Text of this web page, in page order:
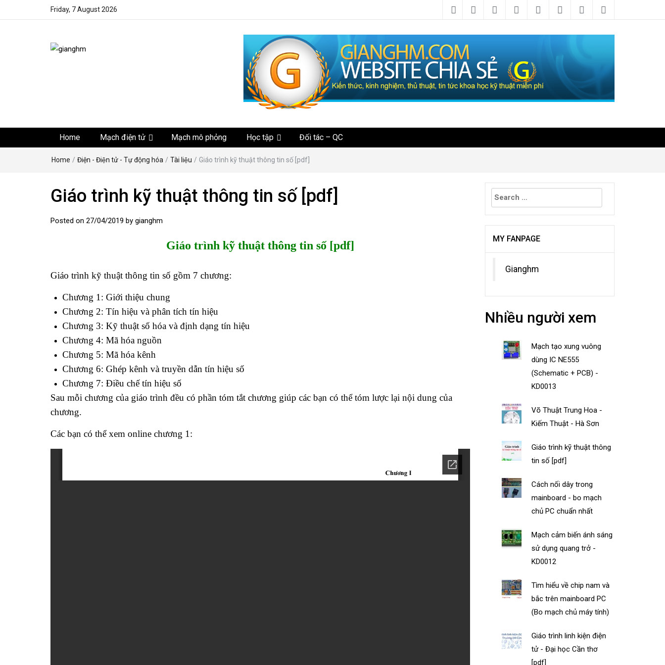
Friday, 7 August 2026
Home Mạch điện tử Mạch mô phỏng Học tập Đối tác – QC
Home / Điện - Điện tử - Tự động hóa / Tài liệu / Giáo trình kỹ thuật thông tin số [pdf]
Giáo trình kỹ thuật thông tin số [pdf]
Posted on 27/04/2019 by gianghm
Giáo trình kỹ thuật thông tin số [pdf]
Giáo trình kỹ thuật thông tin số gồm 7 chương:
Chương 1: Giới thiệu chung
Chương 2: Tín hiệu và phân tích tín hiệu
Chương 3: Kỹ thuật số hóa và định dạng tín hiệu
Chương 4: Mã hóa nguồn
Chương 5: Mã hóa kênh
Chương 6: Ghép kênh và truyền dẫn tín hiệu số
Chương 7: Điều chế tín hiệu số
Sau mỗi chương của giáo trình đều có phần tóm tắt chương giúp các bạn có thể tóm lược lại nội dung của
chương.
Các bạn có thể xem online chương 1:
Search
for:
MY FANPAGE
Gianghm
Nhiều người xem
Mạch tạo xung vuông
dùng IC NE555
(Schematic + PCB) -
KD0013
Võ Thuật Trung Hoa -
Kiếm Thuật - Hà Sơn
Giáo trình kỹ thuật thông
tin số [pdf]
Cách nối dây trong
mainboard - bo mạch
chủ PC chuẩn nhất
Mạch cảm biến ánh sáng
sử dụng quang trở -
KD0012
Tìm hiểu về chip nam và
bắc trên mainboard PC
(Bo mạch chủ máy tính)
Giáo trình linh kiện điện
tử - Đại học Cần thơ
[pdf]